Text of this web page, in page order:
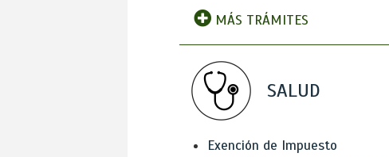
MÁS TRÁMITES
SALUD
Exención de Impuesto